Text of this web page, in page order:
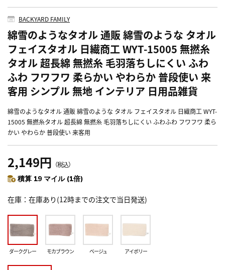
BACKYARD FAMILY
綿雪のようなタオル 通販 綿雪のような タオル
フェイスタオル 日繊商工 WYT-15005 無撚糸
タオル 超長綿 無撚糸 毛羽落ちしにくい ふわ
ふわ フワフワ 柔らかい やわらか 普段使い 来
客用 シンプル 無地 インテリア 日用品雑貨
綿雪のようなタオル 通販 綿雪のような タオル フェイスタオル 日繊商工 WYT-
15005 無撚糸タオル 超長綿 無撚糸 毛羽落ちしにくい ふわふわ フワフワ 柔ら
かい やわらか 普段使い 来客用
2,149円 （税込）
積算 19 マイル (1倍)
在庫 在庫あり(12時までの注文で当日発送)
ダークグレー モカブラウン ベージュ アイボリー